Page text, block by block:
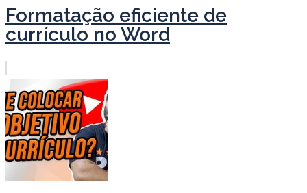
Formatação eficiente de
currículo no Word